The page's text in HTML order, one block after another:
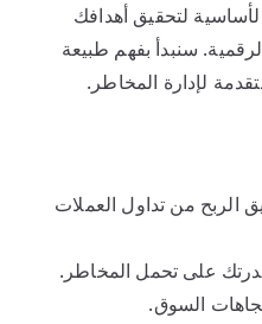
لتحقيق أهدافك
سنبدأ بفهم طبيعة
لإدارة المخاطر.
الربح من تداول العملات
على تحمل المخاطر.
السوق.